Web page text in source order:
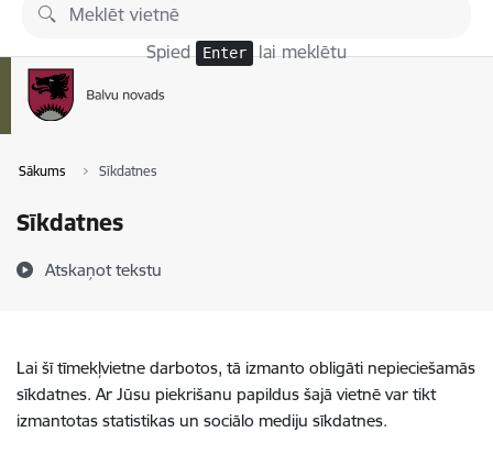
Pāriet uz lapas saturu
Spied Enter lai meklētu
Sākums Sīkdatnes
Sīkdatnes
Atskaņot tekstu
Lai šī tīmekļvietne darbotos, tā izmanto obligāti nepieciešamās
sīkdatnes. Ar Jūsu piekrišanu papildus šajā vietnē var tikt
izmantotas statistikas un sociālo mediju sīkdatnes.